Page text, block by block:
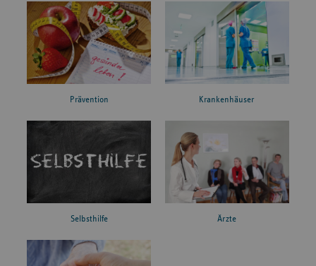
Prävention Krankenhäuser
Selbsthilfe Ärzte